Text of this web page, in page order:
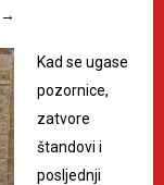
→
Kad se ugase
pozornice,
zatvore
štandovi i
posljednji